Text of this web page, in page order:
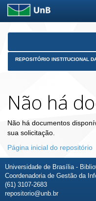
Skip
REPOSITÓRIO INSTITUCIONAL
Não há
Não há documentos
sua solicitação.
Página inicial do repositório
Universidade de Brasília -
Coordenadoria de Gestão da
(61) 3107-2683
repositorio@unb.br